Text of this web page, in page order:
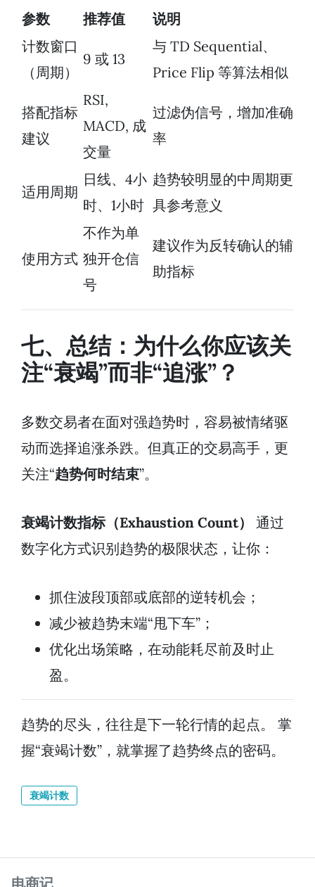
参数 推荐值
说明
计数窗口
（周期）
9 或 13
与 TD Sequential、
Price Flip 等算法相似
搭配指标
建议
RSI,
MACD, 成
交量
过滤伪信号，增加准确
率
适用周期
日线、4小
时、1小时
趋势较明显的中周期更
具参考意义
使用方式
不作为单
独开仓信
号
建议作为反转确认的辅
助指标
七、总结：为什么你应该关
注“衰竭”而非“追涨”？
多数交易者在面对强趋势时，容易被情绪驱
动而选择追涨杀跌。但真正的交易高手，更
关注“趋势何时结束”。
衰竭计数指标（Exhaustion Count）
通过
数字化方式识别趋势的极限状态，让你：
抓住波段顶部或底部的逆转机会；
减少被趋势末端“甩下车”；
优化出场策略，在动能耗尽前及时止
盈。
趋势的尽头，往往是下一轮行情的起点。 掌
握“衰竭计数”，就掌握了趋势终点的密码。
衰竭计数
电商记